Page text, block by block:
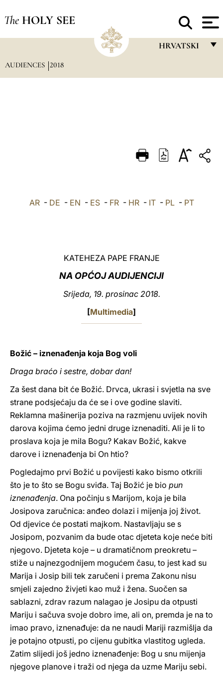
The HOLY SEE
HRVATSKI
DEUTSCH
العربيّة
AUDIENCES 2018
AR- DE - EN - ES- FR- HR- IT- PL- PT
KATEHEZA PAPE FRANJE
NA OPĆOJ AUDIJENCIJI
Srijeda, 19. prosinac 2018.
[Multimedia]
Božić – iznenađenja koja Bog voli
Draga braćo i sestre, dobar dan!
Za šest dana bit će Božić. Drvca, ukrasi i svjetla na sve
strane podsjećaju da će se i ove godine slaviti.
Reklamna mašinerija poziva na razmjenu uvijek novih
darova kojima ćemo jedni druge iznenaditi. Ali je li to
proslava koja je mila Bogu? Kakav Božić, kakve
darove i iznenađenja bi On htio?
Pogledajmo prvi Božić u povijesti kako bismo otkrili
što je to što se Bogu sviđa. Taj Božić je bio pun
iznenađenja. Ona počinju s Marijom, koja je bila
Josipova zaručnica: anđeo dolazi i mijenja joj život.
Od djevice će postati majkom. Nastavljaju se s
Josipom, pozvanim da bude otac djeteta koje neće biti
njegovo. Djeteta koje – u dramatičnom preokretu –
stiže u najnezgodnijem mogućem času, to jest kad su
Marija i Josip bili tek zaručeni i prema Zakonu nisu
smjeli zajedno živjeti kao muž i žena. Suočen sa
sablazni, zdrav razum nalagao je Josipu da otpusti
Mariju i sačuva svoje dobro ime, ali on, premda je na to
imao pravo, iznenađuje: da ne naudi Mariji razmišlja da
je potajno otpusti, po cijenu gubitka vlastitog ugleda.
Zatim slijedi još jedno iznenađenje: Bog u snu mijenja
njegove planove i traži od njega da uzme Mariju sebi.